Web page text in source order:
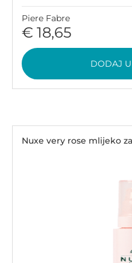
Piere Fabre
€ 18,65
DODAJ
Nuxe very rose mlijeko